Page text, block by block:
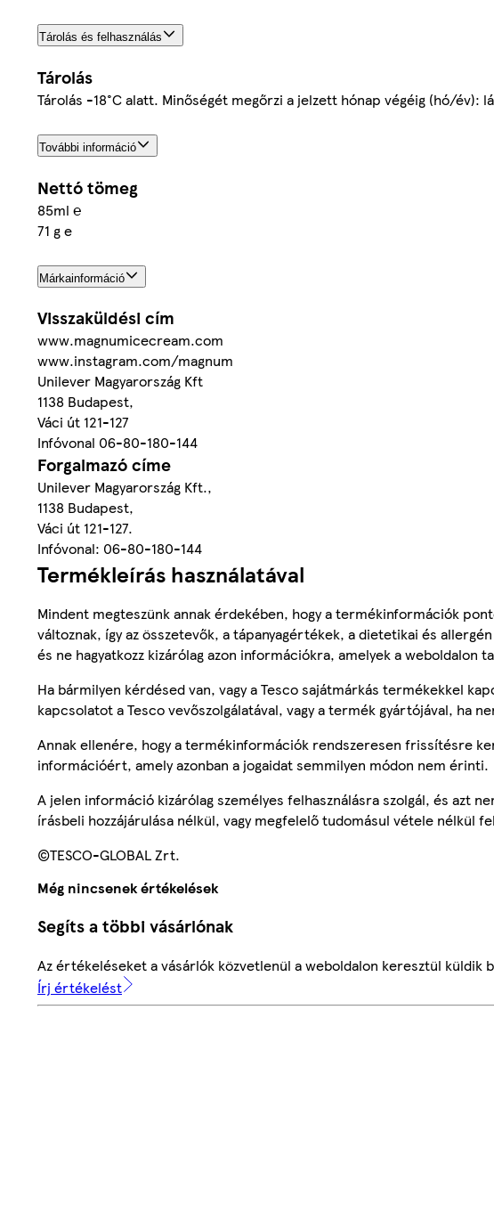
Tárolás és felhasználás
Tárolás
Tárolás -18°C alatt. Minőségét megőrzi a jelzett hónap végéig (hó/év):
További információ
Nettó tömeg
85ml ℮
71 g e
Márkainformáció
Visszaküldési cím
www.magnumicecream.com
www.instagram.com/magnum
Unilever Magyarország Kft
1138 Budapest,
Váci út 121-127
Infóvonal 06-80-180-144
Forgalmazó címe
Unilever Magyarország Kft.,
1138 Budapest,
Váci út 121-127.
Infóvonal: 06-80-180-144
Termékleírás használatával
Mindent megteszünk annak érdekében, hogy a termékinformációk
változnak, így az összetevők, a tápanyagértékek, a dietetikai és
és ne hagyatkozz kizárólag azon információkra, amelyek a weboldalon
Ha bármilyen kérdésed van, vagy a Tesco sajátmárkás termékekkel
kapcsolatot a Tesco vevőszolgálatával, vagy a termék gyártójával, ha
Annak ellenére, hogy a termékinformációk rendszeresen frissítésre
információért, amely azonban a jogaidat semmilyen módon nem érinti.
A jelen információ kizárólag személyes felhasználásra szolgál, és azt
írásbeli hozzájárulása nélkül, vagy megfelelő tudomásul vétele nélkül
©TESCO-GLOBAL Zrt.
Még nincsenek értékelések
Segíts a többi vásárlónak
Az értékeléseket a vásárlók közvetlenül a weboldalon keresztül küldik
Írj értékelést